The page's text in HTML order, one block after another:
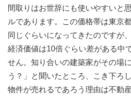
間取りはお世辞にも使いやすいと
ルであります。この価格帯は東京
同じぐらいになってきたのですが
経済価値は10倍ぐらい差がある中
せん。知り合いの建築家がその場
う？」と聞いたところ、こき下ろ
物件が売れるであろう理由は不動